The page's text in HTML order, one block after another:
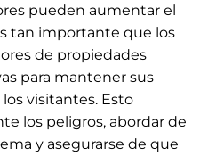
pueden aumentar el
tan importante que los
de propiedades
para mantener sus
visitantes. Esto
los peligros, abordar de
y asegurarse de que